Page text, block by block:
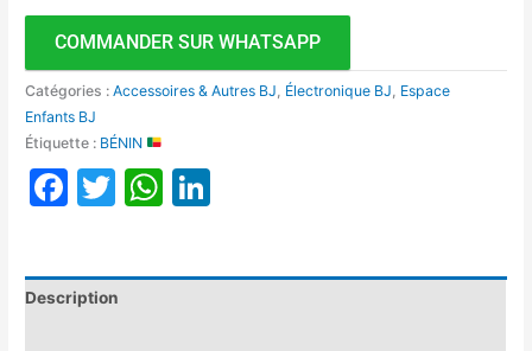
COMMANDER SUR WHATSAPP
Catégories :Accessoires & Autres BJ Électronique BJ Espace
Enfants BJ
Étiquette : BÉNIN
Facebook
TwitterWhatsApp
Description